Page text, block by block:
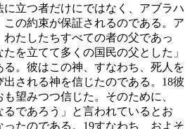
立つ者だけにではなく、アブラハ
この約束が保証されるのである。ア
たしたちすべての者の父であっ
たを立てて多くの国民の父とした」
る。彼はこの神、すなわち、死人を
される神を信じたのである。 18彼
望みつつ信じた。そのために、
るであろう」と言われているとお
たのである。 19すなわち、およそ